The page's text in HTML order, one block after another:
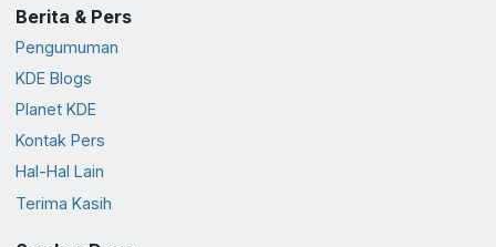
Berita & Pers
Pengumuman
KDE Blogs
Planet KDE
Kontak Pers
Hal-Hal Lain
Terima Kasih